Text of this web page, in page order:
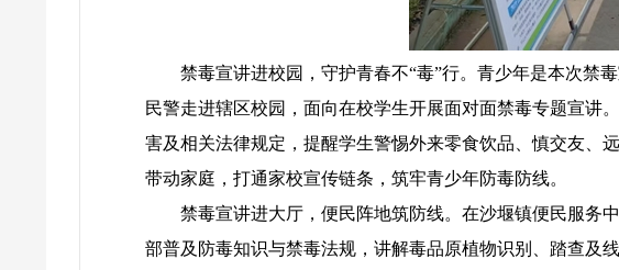
禁毒宣讲进校园，守护青春不“毒”行。青少年是本次禁
民警走进辖区校园，面向在校学生开展面对面禁毒专题宣讲
害及相关法律规定，提醒学生警惕外来零食饮品、慎交友、
带动家庭，打通家校宣传链条，筑牢青少年防毒防线。
禁毒宣讲进大厅，便民阵地筑防线。在沙堰镇便民服务
部普及防毒知识与禁毒法规，讲解毒品原植物识别、踏查及